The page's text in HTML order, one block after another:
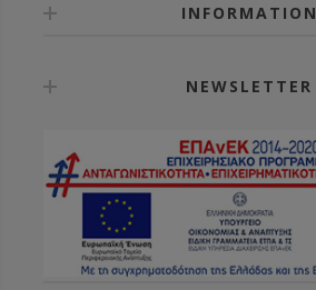
INFORMATION
NEWSLETTER